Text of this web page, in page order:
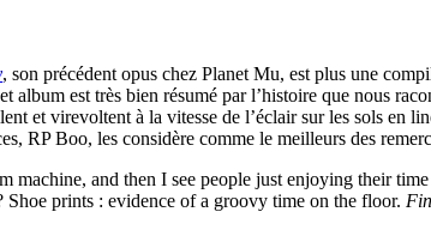
, son précédent opus chez Planet Mu, est plus une
album est très bien résumé par l’histoire que nous
et virevoltent à la vitesse de l’éclair sur les sols en
RP Boo, les considère comme le meilleurs des
machine, and then I see people just enjoying their
prints : evidence of a groovy time on the floor.